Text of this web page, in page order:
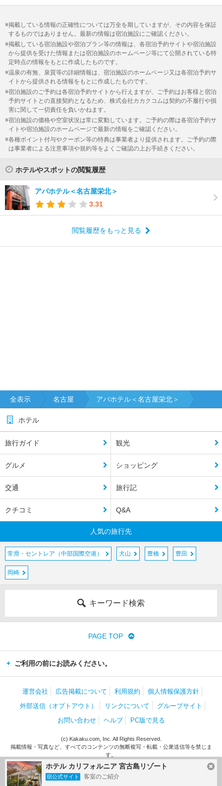
掲載している情報の正確性については万全を期していますが、その内容を保証
するものではありません。最新の情報は宿泊施設にご確認ください。
掲載している宿泊施設や宿泊プラン等の情報は、各宿泊予約サイトや宿泊施設
から提供を受けた情報または宿泊施設のホームページ等にて公開されている特
定時点の情報をもとに作成したものです。
温泉の有無、泉質等の詳細情報は、宿泊施設のホームページ又は各宿泊予約サ
イトから提供される情報をもとに作成したものです。
宿泊施設のご予約は各宿泊予約サイトから行えますが、ご予約はお客様と宿泊
予約サイトとの直接契約となるため、株式会社カカクコムは契約の不履行や損
害に関して一切責任を負いかねます。
宿泊施設の価格や空室状況は常に変動しています。ご予約の際は各宿泊予約サ
イトや宿泊施設のホームページで最新の情報をご確認ください。
各種ポイント付与やクーポン等の特典は事業者より提供されます。ご予約の際
は事業者による注意事項や規約等をよくご確認の上お手続きください。
ホテルやスポットの閲覧履歴
アパホテル＜名古屋栄北＞
3.31
閲覧履歴をもっと見る
ホテル カリフォルニア 宮古島リゾート
宿公式サイト 客室のご紹介
全表示 名古屋 アパホテル＜名古屋栄北＞
ホテル
旅行ガイド 観光
グルメ ショッピング
交通 旅行記
クチコミ Q&A
人気の旅行先
常滑・セントレア（中部国際空港） 犬山 豊橋 豊田
岡崎
キーワード検索
PAGE TOP
ご利用の前にお読みください。
運営会社 広告掲載について 利用規約
個人情報保護方針
外部送信（オプトアウト）
リンクについて
グループサイト
お問い合わせ
ヘルプ PC版で見る
(c) Kakaku.com, Inc. All Rights Reserved.
掲載情報・写真など、すべてのコンテンツの無断複写・転載・公衆送信等を禁じま
す。